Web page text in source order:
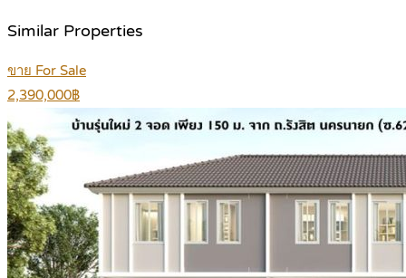
Similar Properties
ขาย For Sale
2,390,000฿